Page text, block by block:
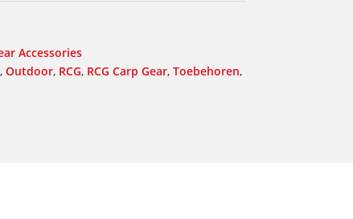
Accessories
, Outdoor, RCG, RCG Carp Gear, Toebehoren,